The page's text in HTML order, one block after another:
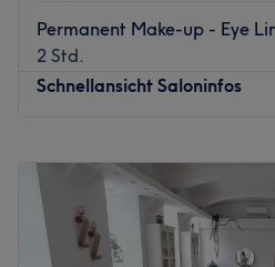
Atmosphäre: Einladend,
Expertise: Waxing
Produkte und Produktmarken:
Zurück zur
Permanent Make-up - Eye
2 Std.
Schnellansicht Saloninfos
Dienstag
Mittwoch
Donnerstag
Freitag